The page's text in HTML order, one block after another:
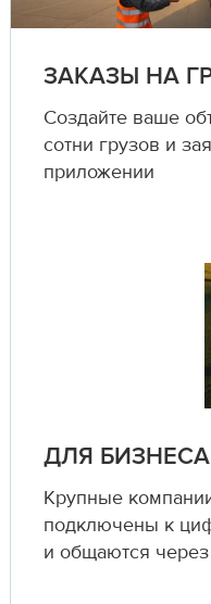
ЗАКАЗЫ НА
Создайте ваше
сотни грузов и
приложении
ДЛЯ БИЗНЕСА
Крупные
подключены к
и общаются